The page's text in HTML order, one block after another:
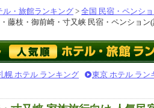
ル・旅館ランキング > 全国 民宿・ペンシ
藤枝・御前崎・寸又峡 民宿・ペンション
幌 ホテル ランキング 東京 ホテル ラン